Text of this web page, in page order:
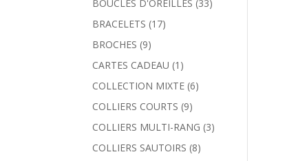
BOUCLES D'OREILLES (33)
BRACELETS (17)
BROCHES (9)
CARTES CADEAU (1)
COLLECTION MIXTE (6)
COLLIERS COURTS (9)
COLLIERS MULTI-RANG (3)
COLLIERS SAUTOIRS (8)